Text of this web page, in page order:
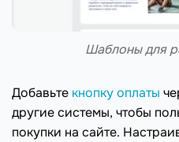
Шаблоны для
Добавьте кнопку оплаты
другие системы, чтобы
покупки на сайте.